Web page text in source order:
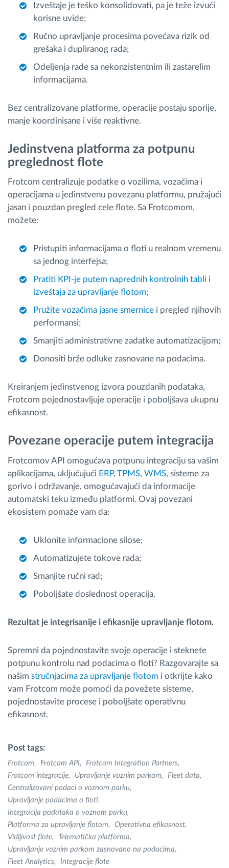
Izveštaje je teško konsolidovati, pa je teže izvući
korisne uvide;
Ručno upravljanje procesima povećava rizik od
grešaka i dupliranog rada;
Odeljenja rade sa nekonzistentnim ili zastarelim
informacijama.
Bez centralizovane platforme, operacije postaju sporije,
manje koordinisane i više reaktivne.
Jedinstvena platforma za potpunu
preglednost flote
Frotcom centralizuje podatke o vozilima, vozačima i
operacijama u jedinstvenu povezanu platformu, pružajući
jasan i pouzdan pregled cele flote. Sa Frotcomom,
možete:
Pristupiti informacijama o floti u realnom vremenu
sa jednog interfejsa;
Pratiti KPI-je putem naprednih kontrolnih tabli i
izveštaja za upravljanje flotom;
Pružite vozačima jasne smernice i pregled njihovih
performansi;
Smanjiti administrativne zadatke automatizacijom;
Donositi brže odluke zasnovane na podacima.
Kreiranjem jedinstvenog izvora pouzdanih podataka,
Frotcom pojednostavljuje operacije i poboljšava ukupnu
efikasnost.
Povezane operacije putem integracija
Frotcomov API omogućava potpunu integraciju sa vašim
aplikacijama, uključujući ERP, TPMS, WMS, sisteme za
gorivo i održavanje, omogućavajući da informacije
automatski teku između platformi. Ovaj povezani
ekosistem pomaže vam da:
Uklonite informacione silose;
Automatizujete tokove rada;
Smanjite ručni rad;
Poboljšate doslednost operacija.
Rezultat je integrisanije i efikasnije upravljanje flotom.
Spremni da pojednostavite svoje operacije i steknete
potpunu kontrolu nad podacima o floti? Razgovarajte sa
našim stručnjacima za upravljanje flotom i otkrijte kako
vam Frotcom može pomoći da povežete sisteme,
pojednostavite procese i poboljšate operativnu
efikasnost.
Post tags:
Frotcom Frotcom API
Frotcom Integration Partners
Frotcom integracije
Upravljanje voznim parkom
Fleet data
Centralizovani podaci o voznom parku
Upravljanje podacima o floti
Integracija podataka o voznom parku
Platforma za upravljanje flotom
Operativna efikasnost
Vidljivost flote
Telematička platforma
Upravljanje voznim parkom zasnovano na podacima
Fleet Analytics
Integracije flote